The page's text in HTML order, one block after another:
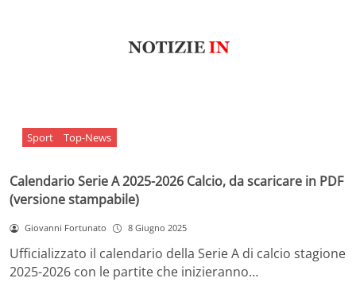
Sport Top-News
Calendario Serie A 2025-2026 Calcio, da scaricare in PDF
(versione stampabile)
Giovanni Fortunato 8 Giugno 2025
Ufficializzato il calendario della Serie A di calcio stagione
2025-2026 con le partite che inizieranno…